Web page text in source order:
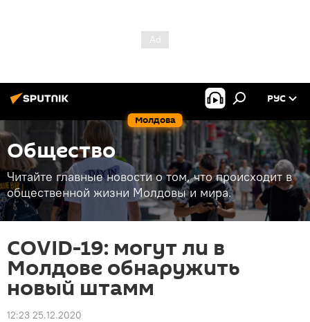
Молдова
РУС
Общество
Читайте главные новости о том, что происходит в
общественной жизни Молдовы и мира.
COVID-19: могут ли в
Молдове обнаружить
новый штамм
12:23 25.12.2020